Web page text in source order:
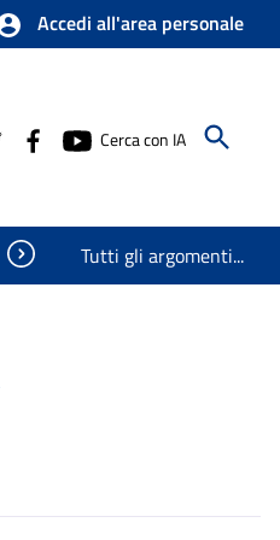
Accedi all'area personale
Cerca con IA
Visualizza oggetti nascosti
Tutti gli argomenti...